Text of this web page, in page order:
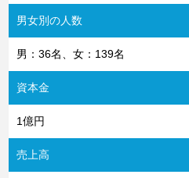
男女別の人数
男：36名、女：139名
資本金
1億円
売上高